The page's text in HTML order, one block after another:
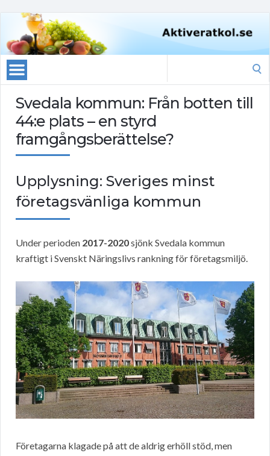
Svedala kommun: Från botten till
44:e plats – en styrd
framgångsberättelse?
Upplysning: Sveriges minst
företagsvänliga kommun
Under perioden 2017-2020sjönk Svedala kommun
kraftigt i Svenskt Näringslivs rankning för företagsmiljö.
Företagarna klagade på att de aldrig erhöll stöd, men